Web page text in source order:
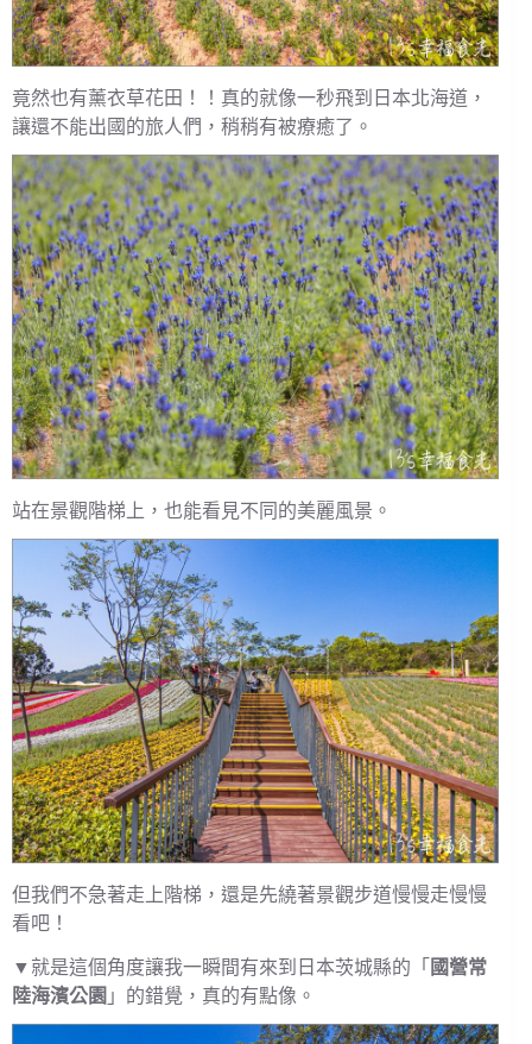
竟然也有薰衣草花田！！真的就像一秒飛到日本北海道，
讓還不能出國的旅人們，稍稍有被療癒了。
站在景觀階梯上，也能看見不同的美麗風景。
但我們不急著走上階梯，還是先繞著景觀步道慢慢走慢慢
看吧！
▼就是這個角度讓我一瞬間有來到日本茨城縣的「 國營常
陸海濱公園 」的錯覺，真的有點像。